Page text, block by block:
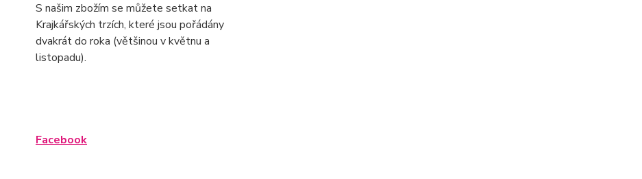
S našim zbožím se můžete setkat na
Krajkářských trzích, které jsou pořádány
dvakrát do roka (většinou v květnu a
listopadu).
Facebook